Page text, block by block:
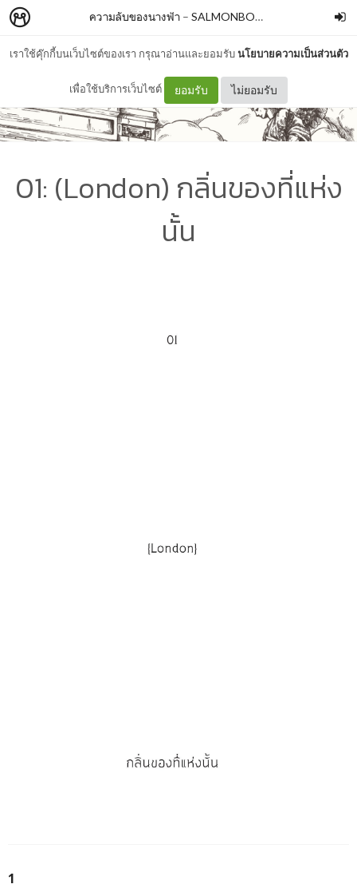
เราใช้คุ๊กกี้บนเว็บไซต์ของเรา กรุณาอ่านและยอมรับนโยบายความเป็นส่วนตัว
เพื่อใช้บริการเว็บไซต์ ยอมรับ ไม่ยอมรับ
ความลับของนางฟ้า – SALMONBOOKS
01: (London) กลิ่นของที่แห่ง
นั้น
1